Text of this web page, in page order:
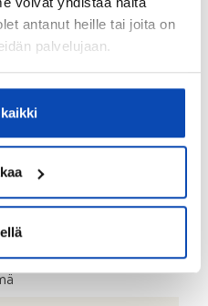
antanut heille tai joita on
palvelujaan.